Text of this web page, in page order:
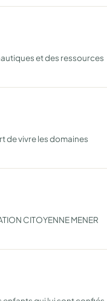
et des ressources
de vivre les domaines
CITOYENNE MENER